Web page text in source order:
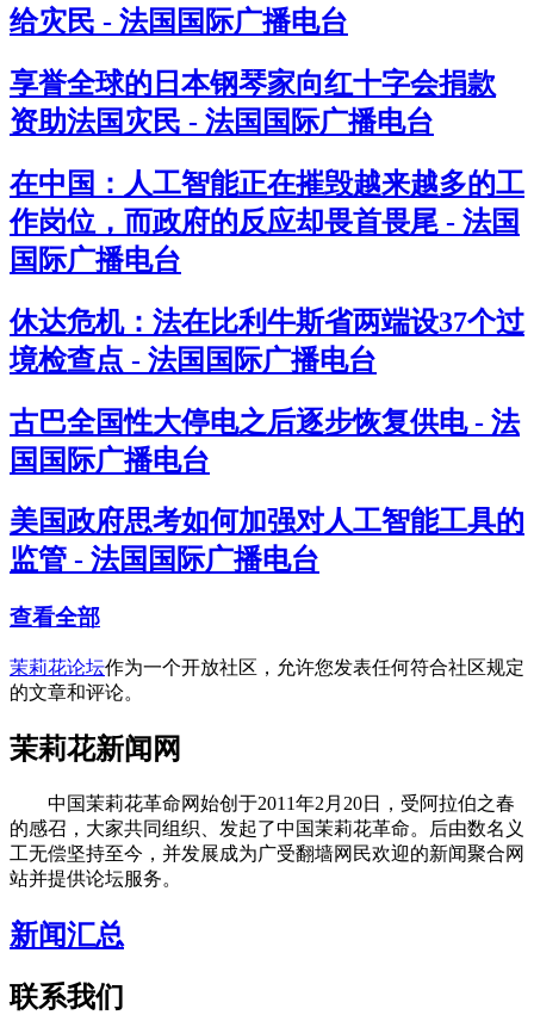
给灾民 - 法国国际广播电台
享誉全球的日本钢琴家向红十字会捐款
资助法国灾民 - 法国国际广播电台
在中国：人工智能正在摧毁越来越多的工
作岗位，而政府的反应却畏首畏尾 - 法国
国际广播电台
休达危机：法在比利牛斯省两端设37个过
境检查点 - 法国国际广播电台
古巴全国性大停电之后逐步恢复供电 - 法
国国际广播电台
美国政府思考如何加强对人工智能工具的
监管 - 法国国际广播电台
查看全部
茉莉花论坛作为一个开放社区，允许您发表任何符合社区规定
的文章和评论。
茉莉花新闻网
中国茉莉花革命网始创于2011年2月20日，受阿拉伯之春
的感召，大家共同组织、发起了中国茉莉花革命。后由数名义
工无偿坚持至今，并发展成为广受翻墙网民欢迎的新闻聚合网
站并提供论坛服务。
新闻汇总
联系我们